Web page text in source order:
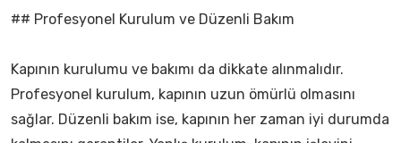
## Profesyonel Kurulum ve Düzenli Bakım
Kapının kurulumu ve bakımı da dikkate alınmalıdır.
Profesyonel kurulum, kapının uzun ömürlü olmasını
sağlar. Düzenli bakım ise, kapının her zaman iyi durumda